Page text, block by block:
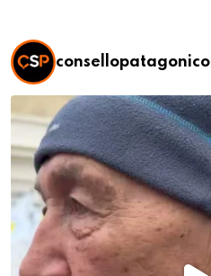
consellopatagonico